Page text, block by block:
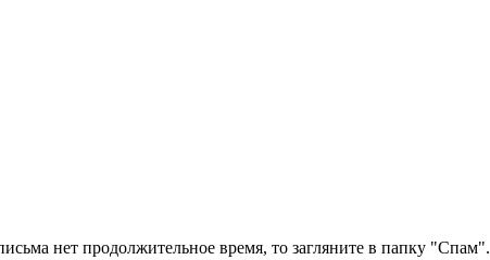
нет продолжительное время, то загляните в папку "Спам".